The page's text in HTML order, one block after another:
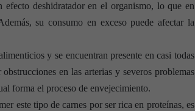
deshidratador en el organismo, lo que en
su consumo en exceso puede afectar la
y se encuentran presente en casi todas
en las arterias y severos problemas
forma el proceso de envejecimiento.
este tipo de carnes por ser rica en proteínas, es